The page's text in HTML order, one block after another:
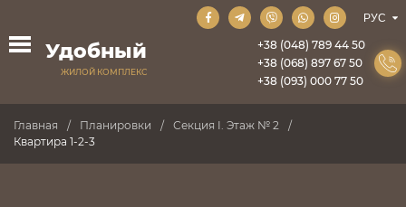
Удобный
ЖИЛОЙ КОМПЛЕКС
+38 (048) 789 44 50
+38 (068) 897 67 50
+38 (093) 000 77 50
Главная Планировки
Секция I. Этаж № 2
Квартира 1-2-3